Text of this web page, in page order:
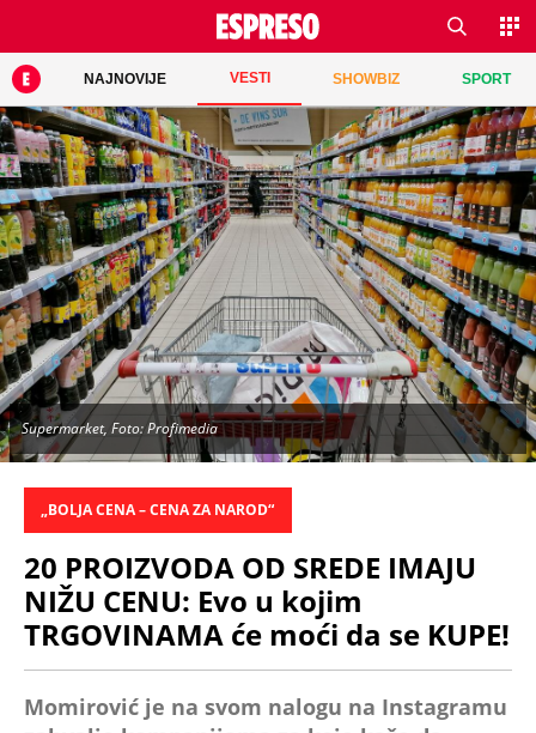
NAJNOVIJE VESTI SHOWBIZ SPORT
Supermarket, Foto: Profimedia
„BOLJA CENA – CENA ZA NAROD“
20 PROIZVODA OD SREDE IMAJU
NIŽU CENU: Evo u kojim
TRGOVINAMA će moći da se KUPE!
Momirović je na svom nalogu na Instagramu